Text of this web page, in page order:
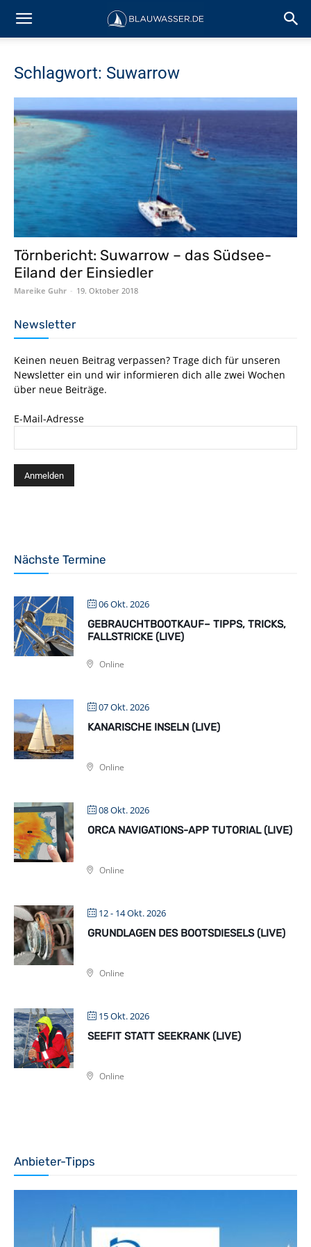
Schlagwort: Suwarrow
Törnbericht: Suwarrow – das Südsee-
Eiland der Einsiedler
Mareike Guhr - 19. Oktober 2018
Newsletter
Keinen neuen Beitrag verpassen? Trage dich für unseren
Newsletter ein und wir informieren dich alle zwei Wochen
über neue Beiträge.
E-Mail-Adresse
Nächste Termine
06 Okt. 2026
GEBRAUCHTBOOTKAUF– TIPPS, TRICKS,
FALLSTRICKE (LIVE)
Online
07 Okt. 2026
KANARISCHE INSELN (LIVE)
Online
08 Okt. 2026
ORCA NAVIGATIONS-APP TUTORIAL (LIVE)
Online
12 - 14 Okt. 2026
GRUNDLAGEN DES BOOTSDIESELS (LIVE)
Online
15 Okt. 2026
SEEFIT STATT SEEKRANK (LIVE)
Online
Anbieter-Tipps